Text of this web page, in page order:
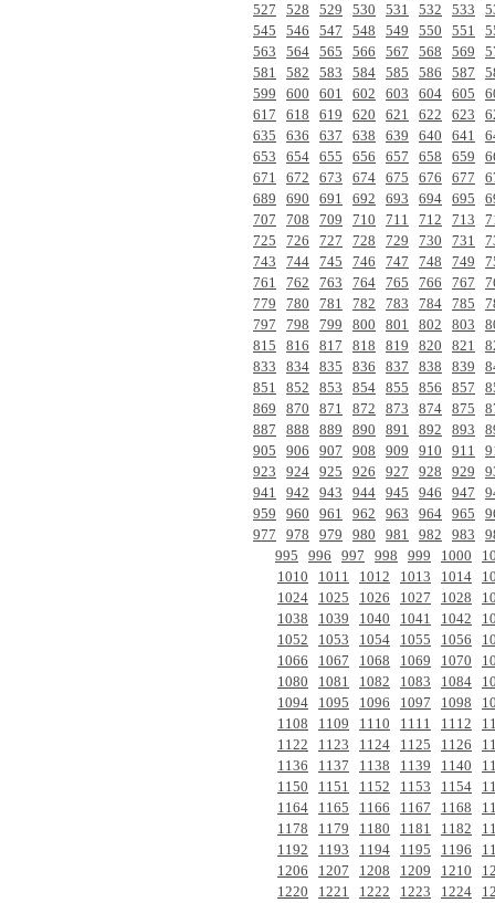
527
528 529 530 531 532 533
545
546 547 548 549 550 551
563
564 565 566 567 568 569
581
582 583 584 585 586 587
599
600 601 602 603 604 605
617
618 619 620 621 622 623
635
636 637 638 639 640 641
653
654 655 656 657 658 659
671
672 673 674 675 676 677
689
690 691 692 693 694 695
707
708 709 710 711 712 713
725
726 727 728 729 730 731
743
744 745 746 747 748 749
761
762 763 764 765 766 767
779
780 781 782 783 784 785
797
798 799 800 801 802 803
815
816 817 818 819 820 821
833
834 835 836 837 838 839
851
852 853 854 855 856 857
869
870 871 872 873 874 875
887
888 889 890 891 892 893
905
906 907 908 909 910 911
923
924 925 926 927 928 929
941
942 943 944 945 946 947
959
960 961 962 963 964 965
977
978 979 980 981 982 983
995
996 997 998 999 1000
1010
1011 1012 1013 1014
1024
1025 1026 1027 1028
1038
1039 1040 1041 1042
1052
1053 1054 1055 1056
1066
1067 1068 1069 1070
1080
1081 1082 1083 1084
1094
1095 1096 1097 1098
1108
1109 1110 1111 1112
1122
1123 1124 1125 1126
1136
1137 1138 1139 1140
1150
1151 1152 1153 1154
1164
1165 1166 1167 1168
1178
1179 1180 1181 1182
1192
1193 1194 1195 1196
1206
1207 1208 1209 1210
1220
1221 1222 1223 1224